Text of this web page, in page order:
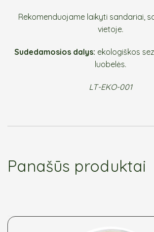
Rekomenduojame laikyti sandariai,
vietoje.
Sudedamosios dalys: ekologiškos
luobelės.
LT-EKO-001
Panašūs produktai